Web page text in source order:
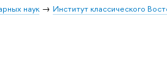
наук
Институт классического